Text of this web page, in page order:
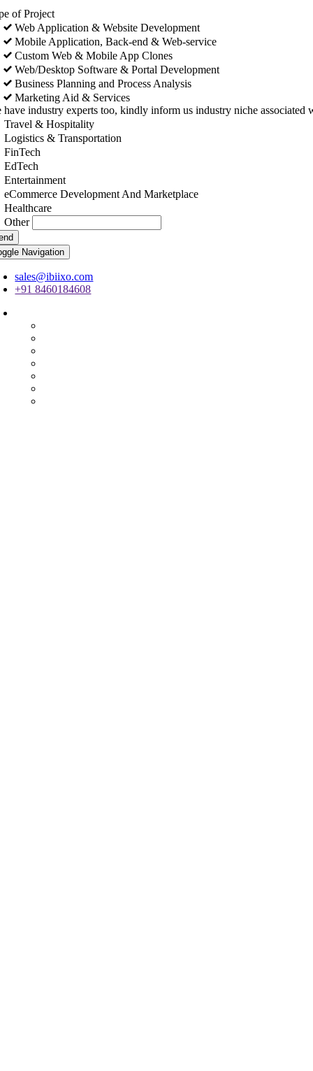
of Project
Web Application & Website Development
Mobile Application, Back-end & Web-service
Custom Web & Mobile App Clones
Web/Desktop Software & Portal Development
Business Planning and Process Analysis
Marketing Aid & Services
have industry experts too, kindly inform us industry niche associated
Travel & Hospitality
Logistics & Transportation
FinTech
EdTech
Entertainment
eCommerce Development And Marketplace
Healthcare
Other
Navigation
sales@ibiixo.com
+91 8460184608